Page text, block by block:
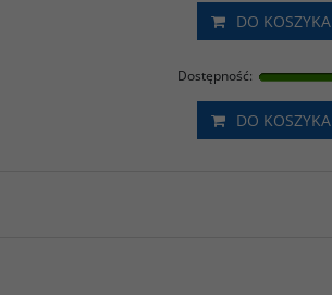
DO KOSZYKA
Dostępność:
DO KOSZYKA